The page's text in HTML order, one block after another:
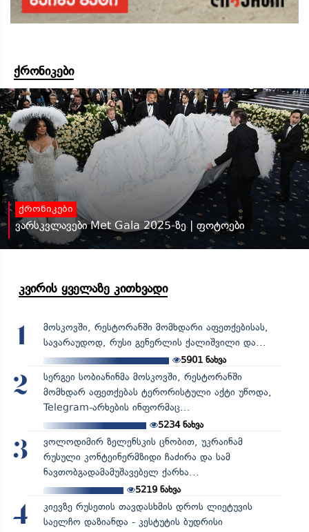
ქრონიკები
ქრონიკები
ვარსკვლავები Met Gala 2025-ზე | ფოტოები
კვირის ყველაზე კითხვადი
1
მოსკოვში, რესტორანში მომხდარი აფეთქებისას,
სავარაუდოდ, რუსი გენერლის ქალიშვილი და...
5901 ნახვა
2
სერგეი სობიანინმა მოსკოვში, რესტორანში
მომხდარ აფეთქებას ტერორისტული აქტი უწოდა,
Telegram-არხების ინფორმაც...
5234ნახვა
3
ვოლოდიმირ ზელენსკის ცნობით, უკრაინამ
რუსული კონტეინერმზიდი ჩაძირა და სამ
ნავთობგადამამუშავებელ ქარხა...
5219ნახვა
4
კიევზე რუსეთის თავდასხმის დროს ლიეტუვის
საელჩო დაზიანდა - კესტუტის ბუდრისი